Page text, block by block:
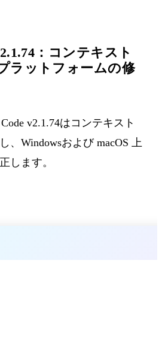
：コンテキスト
ラットフォームの修
v2.1.74はコンテキスト
、Windowsおよび macOS 上
します。